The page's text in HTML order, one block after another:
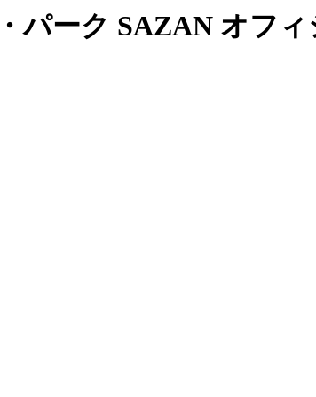
パーク SAZAN オフィ